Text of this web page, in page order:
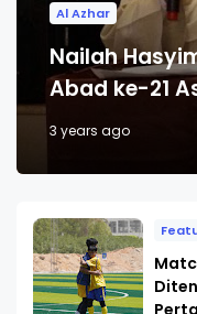
Al Azhar
Nailah
Abad ke-21
3 years ago